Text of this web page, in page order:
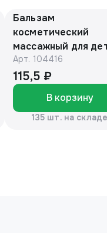
Бальзам
косметический
массажный для
с барсучьим жиром
50г. «Эколон»®
Арт. 104416
115,5 ₽
В корзину
135 шт. на складе